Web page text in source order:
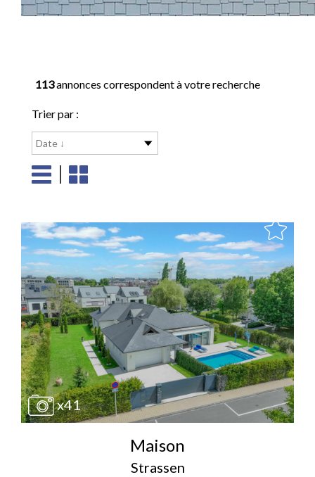
113annonces correspondent à votre recherche
Trier par :
Date ↓
x41
Maison
Strassen